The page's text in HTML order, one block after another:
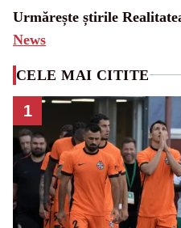
Urmărește știrile
News
CELE MAI CITITE
1